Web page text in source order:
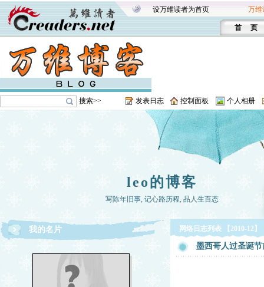
设万维读者为首页 万维
首 页
搜索>> 发表日志 控制面板 个人相册
leo的博客
写陈年旧事, 记心路历程, 品人生百态
我的名片 网络日志列表 【2010-12】
墨西哥人过圣诞